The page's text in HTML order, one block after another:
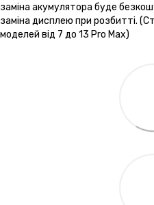
заміна акумулятора буде
заміна дисплею при розбитті.
моделей від 7 до 13 Pro Max)